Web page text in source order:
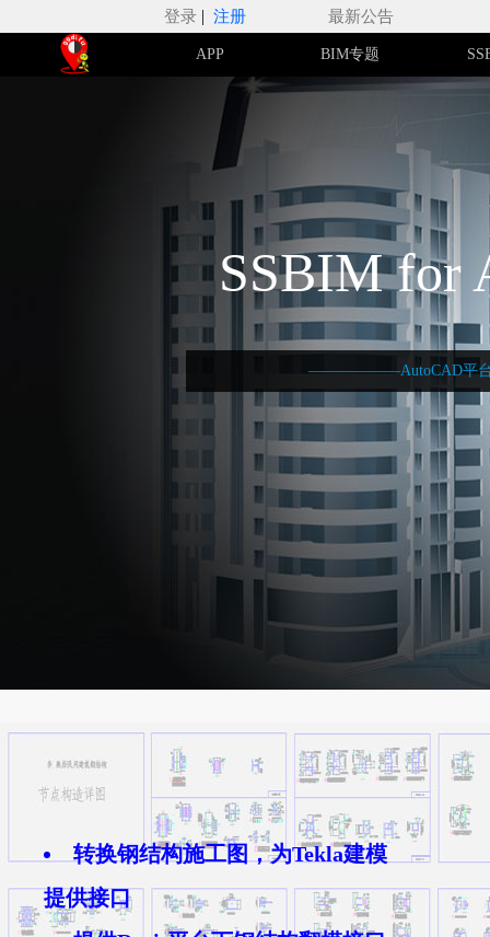
登录 | 注册 最新公告
APP BIM专题
SSBIM for
——————AutoCAD平台下
转换钢结构施工图，为Tekla建模
提供接口